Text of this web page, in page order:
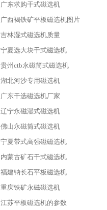
广东求购干式磁选机
广西褐铁矿平板磁选机图片
吉林湿式磁选机质量
宁夏选大块干式磁选机
贵州ctb永磁筒式磁选机
湖北河沙专用磁选机
广东干选磁选机厂家
辽宁永磁湿式磁选机
佛山永磁筒式磁选机
宁夏带式高强磁磁选机
内蒙古矿石干式磁选机
福建钠长石平板磁选机
重庆铁矿永磁磁选机
江苏平板磁选机的参数